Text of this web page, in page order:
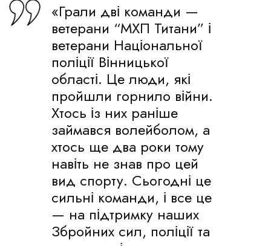
«Грали дві команди —
ветерани “МХП Титани” і
ветерани Національної
поліції Вінницької
області. Це люди, які
пройшли горнило війни.
Хтось із них раніше
займався волейболом, а
хтось ще два роки тому
навіть не знав про цей
вид спорту. Сьогодні це
сильні команди, і все це
— на підтримку наших
Збройних сил, поліції та